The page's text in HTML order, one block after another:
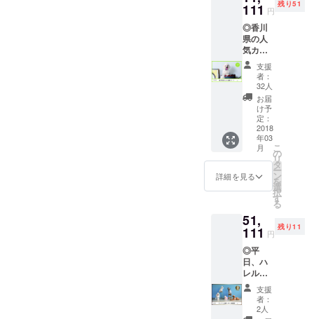
のどち
らでも
ご利用
可)
ていた
だきま
す！
ら選り
すぐり
の５枚
をお届
けしま
す！ ◎
ハレル
のロゴ
が入っ
たオリ
ジナル
タンプ
ラーで
す この
タンブ
ラーを
でのド
リンク
がすべ
て１０
０円オ
フにな
りま
す！！
アル
111 円
残り51
◎香川
県の人
気カメ
ラマン
によっ
て撮影
され
た、素
敵すぎ
る写真
から制
作した
ハレル
のオリ
ジナル
ポスト
の中か
ら選り
すぐり
の５枚
をお届
けしま
す！ ◎
ハレル
のメン
支援
者：
32人
お届
け予
定：
2018
年03
月
詳細を見る
こ
の
リ
タ
ー
ン
を
選
択
す
る
51,
111 円
残り11
◎平
日、ハ
レルを
まるっ
と貸し
切れる
支援
者：
2人